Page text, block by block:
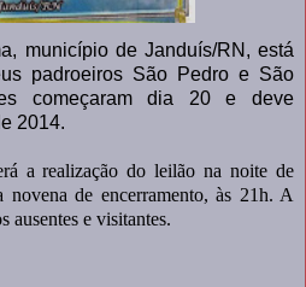
município de Janduís/RN, está
padroeiros São Pedro e São
começaram dia 20 e deve
2014.
a realização do leilão na noite de
de encerramento, às 21h. A
ausentes e visitantes.